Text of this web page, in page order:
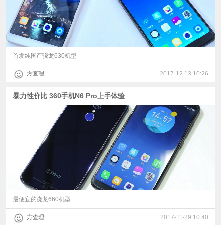
首发纯国产骁龙630机型
方查理 2017-12-13 10:26
暴力性价比 360手机N6 Pro上手体验
最便宜的骁龙660机型
方查理 2017-11-29 10:40